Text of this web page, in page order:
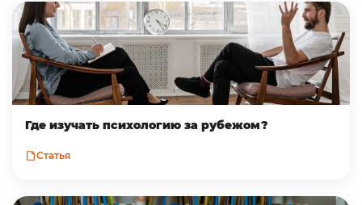
Где изучать психологию за рубежом?
Статья